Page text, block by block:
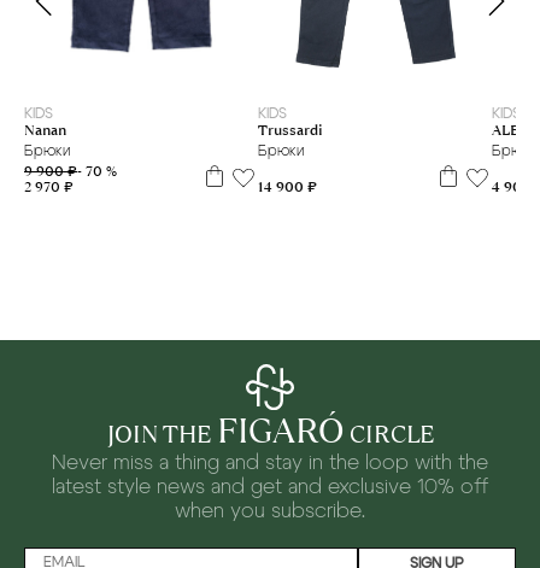
KIDS
Nanan
Брюки
9 900 ₽- 70 %
2 970 ₽
6 л 16 л
KIDS
Trussardi
Брюки
14 900 ₽
KIDS
Брюки
4 900
JOIN THE FIGARÓ CIRCLE
Never miss a thing and stay in the loop with the
latest style news and get and exclusive 10% off
when you subscribe.
SIGN UP